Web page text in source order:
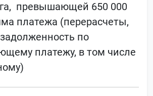
превышающей 650 000
платежа (перерасчеты,
по
платежу, в том числе